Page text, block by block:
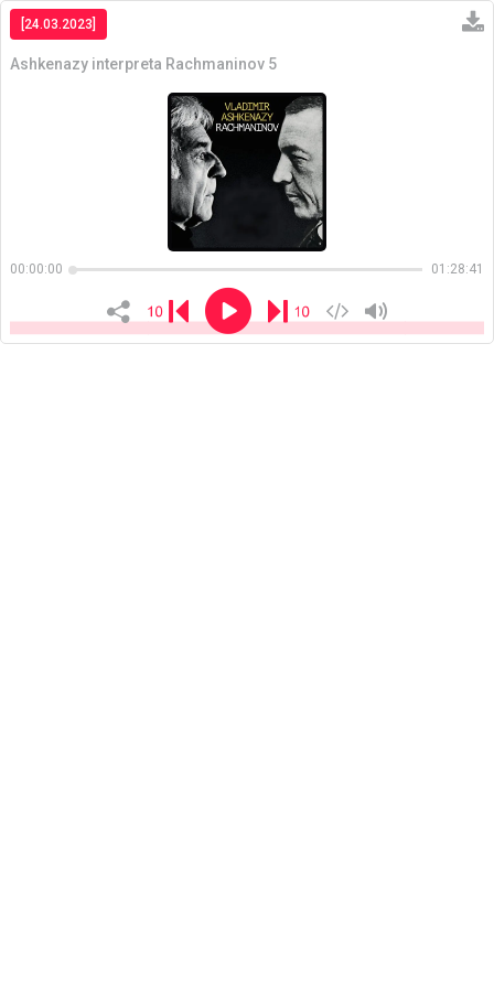
[24.03.2023]
Ashkenazy interpreta Rachmaninov 5
00:00:00 01:28:41